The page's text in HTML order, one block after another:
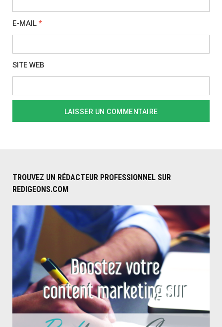
E-MAIL *
SITE WEB
TROUVEZ UN RÉDACTEUR PROFESSIONNEL SUR
REDIGEONS.COM